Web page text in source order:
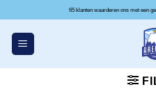
inhoud
65 klanten